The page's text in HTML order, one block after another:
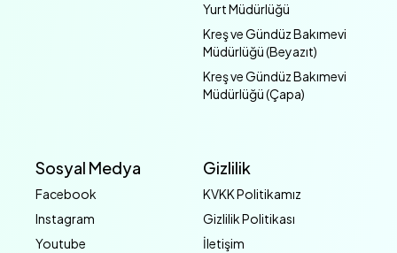
Yurt Müdürlüğü
Kreş ve Gündüz Bakımevi
Müdürlüğü (Beyazıt)
Kreş ve Gündüz Bakımevi
Müdürlüğü (Çapa)
Sosyal Medya
Facebook
Instagram
Youtube
Gizlilik
KVKK Politikamız
Gizlilik Politikası
İletişim